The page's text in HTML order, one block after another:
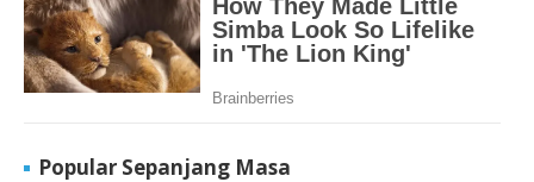
Popular Sepanjang Masa